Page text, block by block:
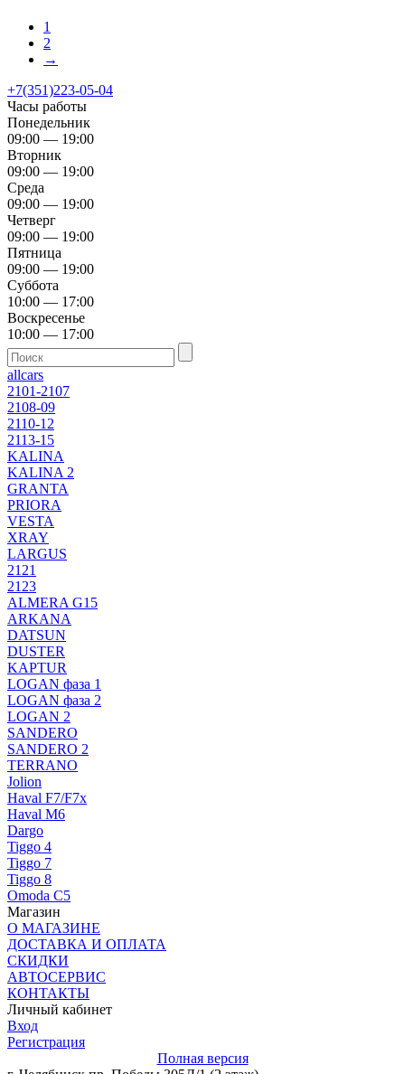
1
2
→
+7(351)223-05-04
Часы работы
Понедельник
09:00 — 19:00
Вторник
09:00 — 19:00
Среда
09:00 — 19:00
Четверг
09:00 — 19:00
Пятница
09:00 — 19:00
Суббота
10:00 — 17:00
Воскресенье
10:00 — 17:00
allcars
2101-2107
2108-09
2110-12
2113-15
KALINA
KALINA 2
GRANTA
PRIORA
VESTA
XRAY
LARGUS
2121
2123
ALMERA G15
ARKANA
DATSUN
DUSTER
KAPTUR
LOGAN фаза 1
LOGAN фаза 2
LOGAN 2
SANDERO
SANDERO 2
TERRANO
Jolion
Haval F7/F7x
Haval M6
Dargo
Tiggo 4
Tiggo 7
Tiggo 8
Omoda C5
Магазин
О МАГАЗИНЕ
ДОСТАВКА И ОПЛАТА
СКИДКИ
АВТОСЕРВИС
КОНТАКТЫ
Личный кабинет
Вход
Регистрация
Полная версия